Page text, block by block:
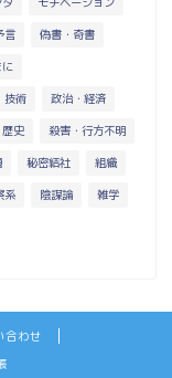
言 偽書・奇書
技術 政治・経済
歴史 殺害・行方不明
秘密結社 組織
系 陰謀論 雑学
合わせ